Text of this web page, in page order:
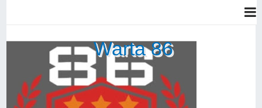
Warta 86